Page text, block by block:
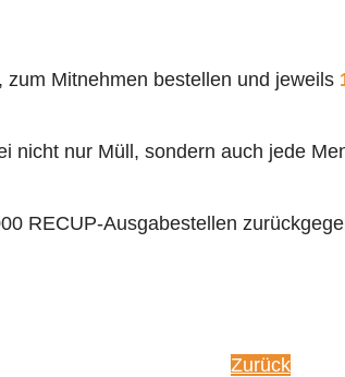
Mitnehmen bestellen und jeweils
nicht nur Müll, sondern auch jede
RECUP-Ausgabestellen
Zurück